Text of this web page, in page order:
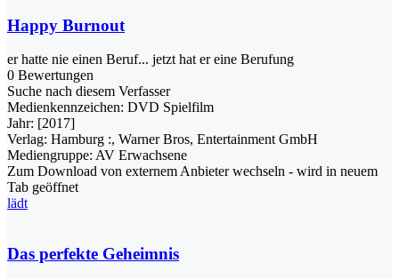
Happy Burnout
er hatte nie einen Beruf... jetzt hat er eine Berufung
0 Bewertungen
Suche nach diesem Verfasser
Medienkennzeichen: DVD Spielfilm
Jahr: [2017]
Verlag: Hamburg :, Warner Bros, Entertainment GmbH
Mediengruppe: AV Erwachsene
Zum Download von externem Anbieter wechseln - wird in neuem
Tab geöffnet
lädt
Das perfekte Geheimnis